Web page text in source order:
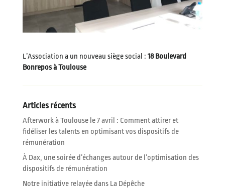
L’Association a un nouveau siège social : 18 Boulevard
Bonrepos à Toulouse
Articles récents
Afterwork à Toulouse le 7 avril : Comment attirer et
fidéliser les talents en optimisant vos dispositifs de
rémunération
À Dax, une soirée d’échanges autour de l’optimisation des
dispositifs de rémunération
Notre initiative relayée dans La Dépêche